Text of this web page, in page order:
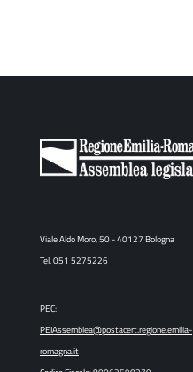
Viale Aldo Moro, 50 - 40127 Bologna
Tel. 051 5275226
PEC:
PEIAssemblea@postacert.regione.emilia-
romagna.it